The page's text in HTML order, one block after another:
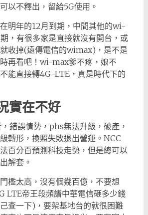
以不釋出，留給5G使用。
明年的12月到期，中間其他的wi-
，有很多家是直接就沒有開台，或
收掉(遠傳電信的wimax)，是不是
再看吧！wi-max爹不疼，娘不
能直接轉4G-LTE，真是時代下的
實在不好
錯誤情勢，phs無法升級，破產，
轉形，換照失敗退出營運。NCC
百分百預測科技走勢，但是總可以
解套。
檻太高，沒有個幾百億，不要想
LTE帝王段頻譜中華電信砸多少錢
查一下)，要架基地台的就很困難